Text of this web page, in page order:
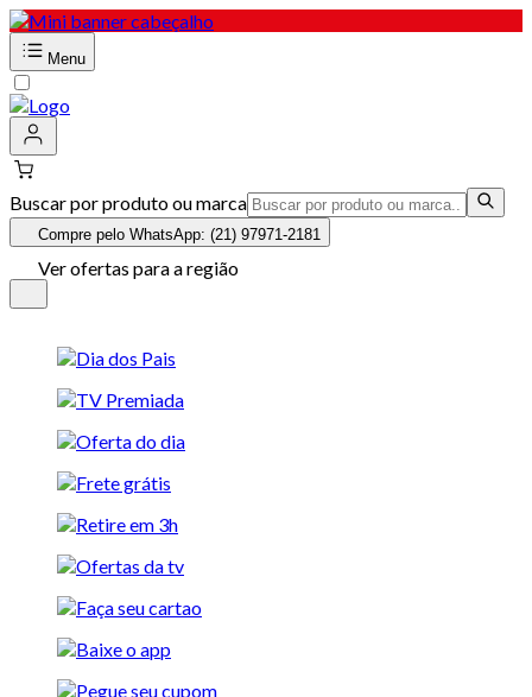
Menu
Buscar por produto ou marca
Compre pelo WhatsApp: (21) 97971-2181
Ver ofertas para a região